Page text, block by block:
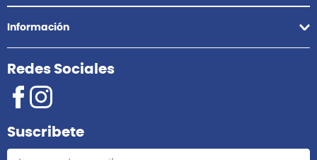
Información
Redes Sociales
Suscribete